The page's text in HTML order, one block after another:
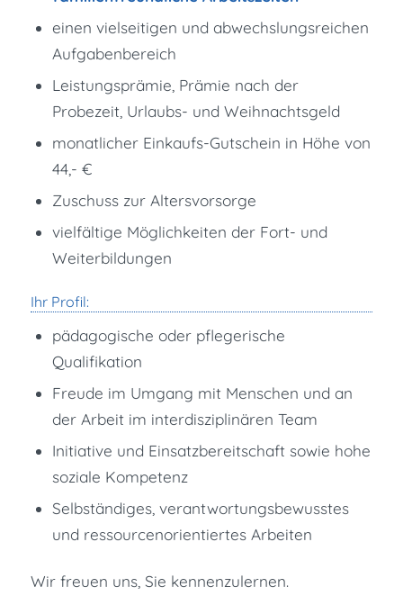
einen vielseitigen und abwechslungsreichen
Aufgabenbereich
Leistungsprämie, Prämie nach der
Probezeit, Urlaubs- und Weihnachtsgeld
monatlicher Einkaufs-Gutschein in Höhe von
44,- €
Zuschuss zur Altersvorsorge
vielfältige Möglichkeiten der Fort- und
Weiterbildungen
Ihr Profil:
pädagogische oder pflegerische
Qualifikation
Freude im Umgang mit Menschen und an
der Arbeit im interdisziplinären Team
Initiative und Einsatzbereitschaft sowie hohe
soziale Kompetenz
Selbständiges, verantwortungsbewusstes
und ressourcenorientiertes Arbeiten
Wir freuen uns, Sie kennenzulernen.